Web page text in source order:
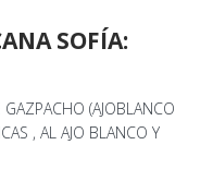
SOFÍA:
(AJOBLANCO
, AL AJO BLANCO Y